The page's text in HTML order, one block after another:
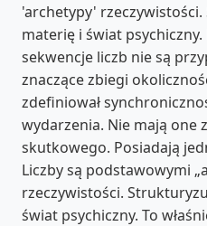
'archetypy'
materię i świat
sekwencje liczb nie są
znaczące zbiegi
zdefiniował
wydarzenia. Nie mają one
skutkowego. Posiadają
Liczby są podstawowymi
rzeczywistości.
świat psychiczny. To